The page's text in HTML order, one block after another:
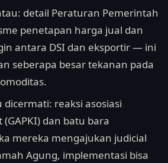
detail Peraturan Pemerintah
penetapan harga jual dan
antara DSI dan eksportir — ini
seberapa besar tekanan pada
dicermati: reaksi asosiasi
dan batu bara
mereka mengajukan judicial
Agung, implementasi bisa